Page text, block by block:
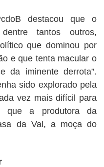
destacou que o
tantos outros,
que dominou por
e que tenta macular o
da iminente derrota”.
sido explorado pela
vez mais difícil para
que a produtora da
da Val, a moça do